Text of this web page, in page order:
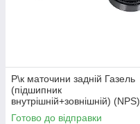
Р\к маточини заднiй Газель
(пiдшипник
внутрiшнiй+зовнiшнiй) (NPS)
3302-3104800
Готово до відправки